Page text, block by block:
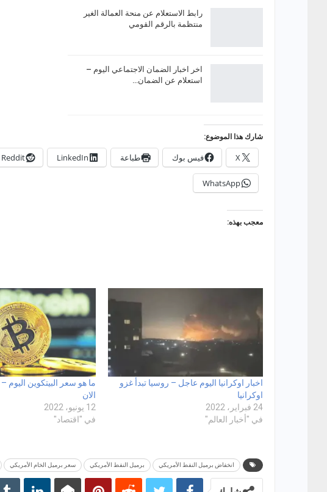
رابط الاستعلام عن منحة العمالة الغير
منتظمة بالرقم القومي
اخر اخبار الضمان الاجتماعي اليوم –
استعلام عن الضمان…
شارك هذا الموضوع:
X فيس بوك طباعة LinkedIn
Reddit
WhatsApp
معجب بهذه:
اخبار اوكرانيا اليوم عاجل – روسيا تبدأ غزو
اوكرانيا
24 فبراير، 2022
في "أخبار العالم"
ما هو سعر البيتكوين اليوم
الان
12 يونيو، 2022
في "اقتصاد"
انخفاض برميل النفط الأمريكي برميل النفط الأمريكي سعر برميل الخام الأمريكي